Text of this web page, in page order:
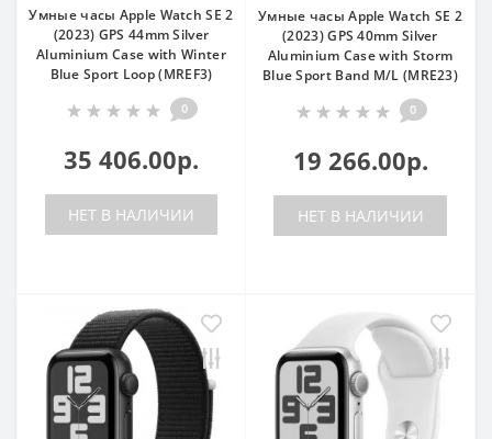
Умные часы Apple Watch SE 2
(2023) GPS 44mm Silver
Aluminium Case with Winter
Blue Sport Loop (MREF3)
0
35 406.00р.
НЕТ В НАЛИЧИИ
Умные часы Apple Watch SE 2
(2023) GPS 40mm Silver
Aluminium Case with Storm
Blue Sport Band M/L (MRE23)
0
19 266.00р.
НЕТ В НАЛИЧИИ